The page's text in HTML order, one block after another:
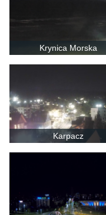
Krynica Morska
Karpacz